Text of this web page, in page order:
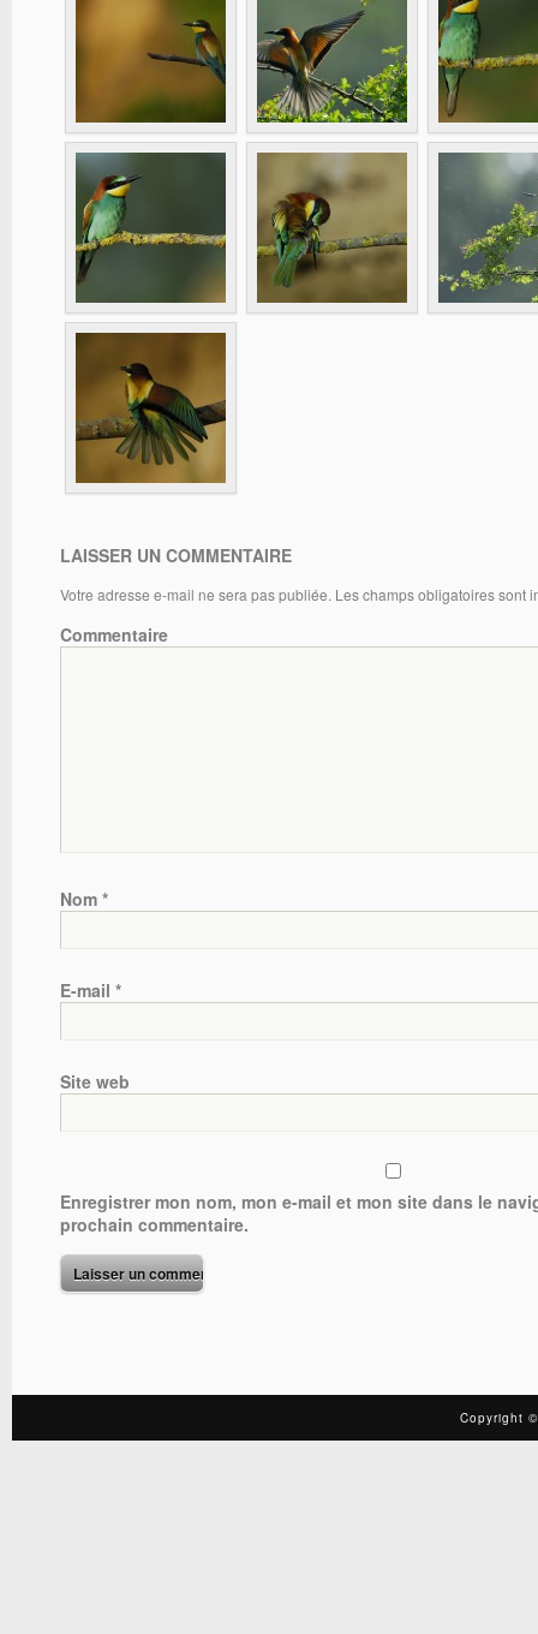
LAISSER UN COMMENTAIRE
Votre adresse e-mail ne sera pas publiée. Les champs obligatoires sont
Commentaire
Nom *
E-mail *
Site web
Enregistrer mon nom, mon e-mail et mon site dans le
prochain commentaire.
Copyright